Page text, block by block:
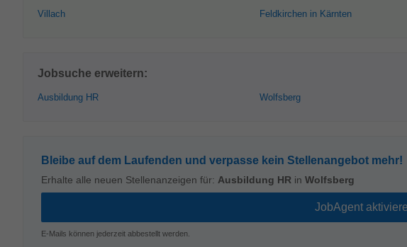
Villach
Feldkirchen in Kärnten
Jobsuche erweitern:
Ausbildung HR Wolfsberg
Bleibe auf dem Laufenden und verpasse kein Stellenangebot mehr!
Erhalte alle neuen Stellenanzeigen für: Ausbildung HR in Wolfsberg
E-Mails können jederzeit abbestellt werden.